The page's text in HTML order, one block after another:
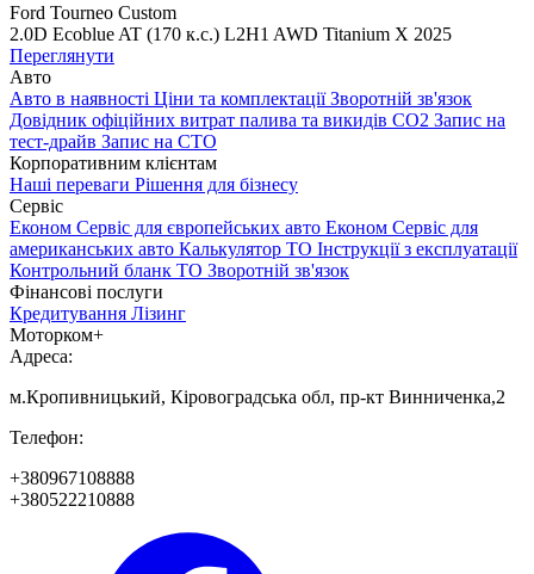
Ford Tourneo Custom
2.0D Ecoblue AT (170 к.с.) L2H1 AWD Titanium X 2025
Переглянути
Авто
Авто в наявності Ціни та комплектаціїЗворотній зв'язок
Довідник офіційних витрат палива та викидів СО2 Запис на
тест-драйв Запис на СТО
Корпоративним клієнтам
Наші переваги Рішення для бізнесу
Сервіс
Економ Сервіс для європейських авто Економ Сервіс для
американських авто Калькулятор ТО Інструкції з експлуатації
Контрольний бланк ТО Зворотній зв'язок
Фінансові послуги
Кредитування Лізинг
Моторком+
Адреса:
м.Кропивницький, Кіровоградська обл, пр-кт Винниченка,2
Телефон:
+380967108888
+380522210888